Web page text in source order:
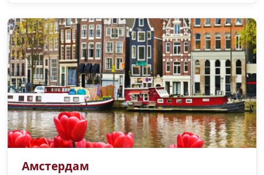
Амстердам